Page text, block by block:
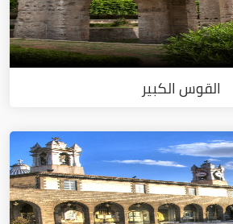
القوس الكبير